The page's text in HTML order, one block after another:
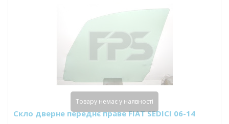
Скло дверне переднє праве FIAT SEDICI 06-14
Товару немає у наявності